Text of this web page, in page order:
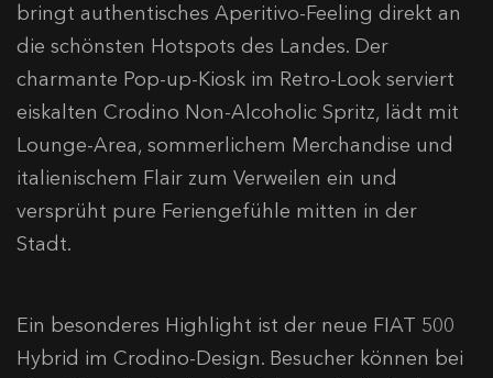
bringt authentisches Aperitivo-Feeling direkt an
die schönsten Hotspots des Landes. Der
charmante Pop-up-Kiosk im Retro-Look serviert
eiskalten Crodino Non-Alcoholic Spritz, lädt mit
Lounge-Area, sommerlichem Merchandise und
italienischem Flair zum Verweilen ein und
versprüht pure Feriengefühle mitten in der
Stadt.
Ein besonderes Highlight ist der neue FIAT 500
Hybrid im Crodino-Design. Besucher können bei